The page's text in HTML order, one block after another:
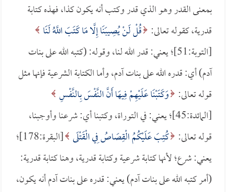
بمعنى القدر وهو الذي قدر وكتب أنه يكون كذا، فهذه كتابة
قدرية، كقوله تعالى: قُلْ لَنْ يُصِيبَنَا إِلَّا مَا كَتَبَ اللَّهُ لَنَا
[التوبة:51]؛ يعني: قدر الله لنا، وقوله: (كتبه الله على بنات
آدم) أي: قدره الله على بنات آدم، وأما الكتابة الشرعية فإنها مثل
قوله تعالى: وَكَتَبْنَا عَلَيْهِمْ فِيهَا أَنَّ النَّفْسَ بِالنَّفْسِ
[المائدة:45]؛ يعني: في التوراة، وكتبنا أي: شرعنا وأوجبنا،
قوله تعالى: كُتِبَ عَلَيْكُمُ الْقِصَاصُ فِي الْقَتْلَى
[البقرة:178]؛
يعني: شرع؛ لأنها كتابة شرعية وكتابة قدرية، وهنا كتابة قدرية:
(أمر كتبه الله على بنات آدم) يعني: قدره على بنات آدم أنه يكون،